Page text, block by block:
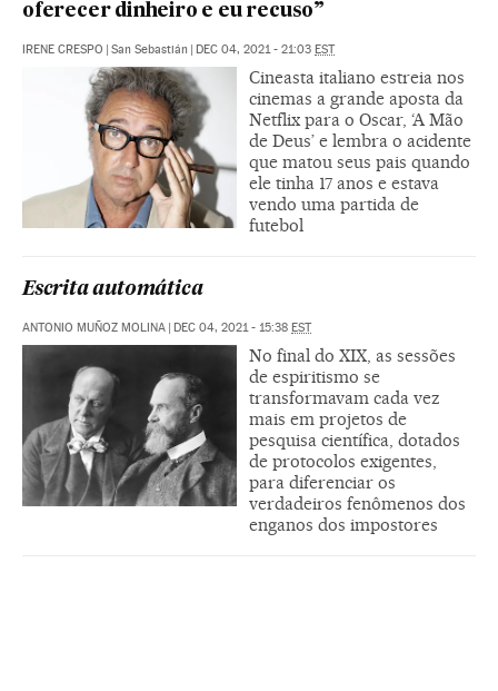
oferecer dinheiro e eu recuso”
IRENE CRESPO | San Sebastián | DEC 04, 2021 - 21:03 EST
Cineasta italiano estreia nos
cinemas a grande aposta da
Netflix para o Oscar, ‘A Mão
de Deus’ e lembra o acidente
que matou seus pais quando
ele tinha 17 anos e estava
vendo uma partida de
futebol
Escrita automática
ANTONIO MUÑOZ MOLINA | DEC 04, 2021 - 15:38 EST
No final do XIX, as sessões
de espiritismo se
transformavam cada vez
mais em projetos de
pesquisa científica, dotados
de protocolos exigentes,
para diferenciar os
verdadeiros fenômenos dos
enganos dos impostores